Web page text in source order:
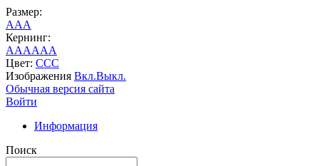
Размер:
AAA
Кернинг:
AAAAAA
Цвет: CCC
Изображения Вкл.Выкл.
Обычная версия сайта
Войти
Информация
Поиск